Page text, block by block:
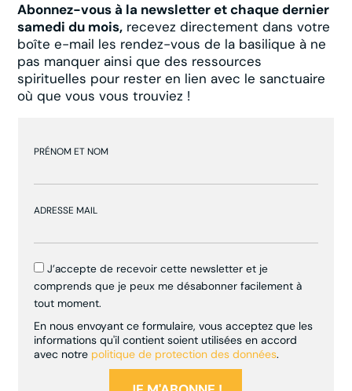
Abonnez-vous à la newsletter et chaque dernier
samedi du mois, recevez directement dans votre
boîte e-mail les rendez-vous de la basilique à ne
pas manquer ainsi que des ressources
spirituelles pour rester en lien avec le sanctuaire
où que vous vous trouviez !
PRÉNOM ET NOM
ADRESSE MAIL
J’accepte de recevoir cette newsletter et je
comprends que je peux me désabonner facilement à
tout moment.
En nous envoyant ce formulaire, vous acceptez que les
informations qu'il contient soient utilisées en accord
avec notre politique de protection des données.